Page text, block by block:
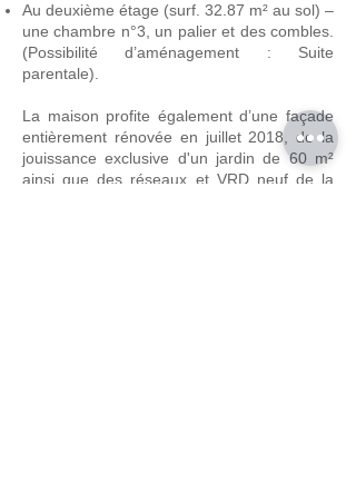
Au deuxième étage (surf. 32.87 m² au sol) –
une chambre n°3, un palier et des combles.
(Possibilité d’aménagement : Suite
parentale).
La maison profite également d’une façade
entièrement rénovée en juillet 2018, de la
jouissance exclusive d'un jardin de 60 m²
ainsi que des réseaux et VRD neuf de la